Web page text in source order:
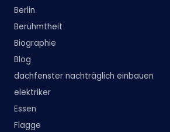
Berlin
Berühmtheit
Biographie
Blog
dachfenster nachträglich einbauen
elektriker
Essen
Flagge